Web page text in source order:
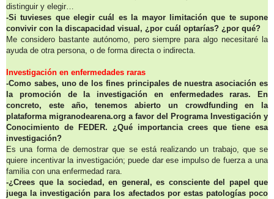
distinguir y elegir…
-Si tuvieses que elegir cuál es la mayor limitación que te supone
convivir con la discapacidad visual, ¿por cuál optarías? ¿por qué?
Me considero bastante autónomo, pero siempre para algo necesitaré la
ayuda de otra persona, o de forma directa o indirecta.
Investigación en enfermedades raras
-Como sabes, uno de los fines principales de nuestra asociación es
la promoción de la investigación en enfermedades raras. En
concreto, este año, tenemos abierto un crowdfunding en la
plataforma migranodearena.org a favor del Programa Investigación y
Conocimiento de FEDER. ¿Qué importancia crees que tiene esa
investigación?
Es una forma de demostrar que se está realizando un trabajo, que se
quiere incentivar la investigación; puede dar ese impulso de fuerza a una
familia con una enfermedad rara.
-¿Crees que la sociedad, en general, es consciente del papel que
juega la investigación para los afectados por estas patologías poco